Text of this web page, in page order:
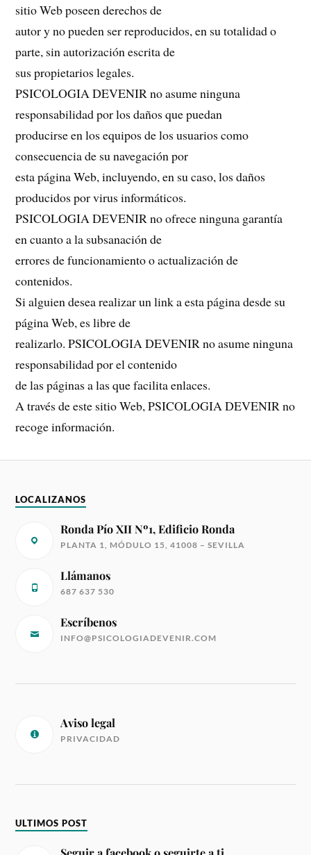
sitio Web poseen derechos de
autor y no pueden ser reproducidos, en su totalidad o
parte, sin autorización escrita de
sus propietarios legales.
PSICOLOGIA DEVENIR no asume ninguna
responsabilidad por los daños que puedan
producirse en los equipos de los usuarios como
consecuencia de su navegación por
esta página Web, incluyendo, en su caso, los daños
producidos por virus informáticos.
PSICOLOGIA DEVENIR no ofrece ninguna garantía
en cuanto a la subsanación de
errores de funcionamiento o actualización de
contenidos.
Si alguien desea realizar un link a esta página desde su
página Web, es libre de
realizarlo. PSICOLOGIA DEVENIR no asume ninguna
responsabilidad por el contenido
de las páginas a las que facilita enlaces.
A través de este sitio Web, PSICOLOGIA DEVENIR no
recoge información.
LOCALIZANOS
Ronda Pío XII Nº1, Edificio Ronda
PLANTA 1, MÓDULO 15, 41008 – SEVILLA
Llámanos
687 637 530
Escríbenos
INFO@PSICOLOGIADEVENIR.COM
Aviso legal
PRIVACIDAD
ULTIMOS POST